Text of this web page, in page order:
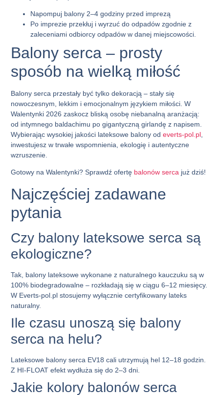
Napompuj balony 2–4 godziny przed imprezą
Po imprezie przekłuj i wyrzuć do odpadów zgodnie z
zaleceniami odbiorcy odpadów w danej miejscowości.
Balony serca – prosty
sposób na wielką miłość
Balony serca przestały być tylko dekoracją – stały się
nowoczesnym, lekkim i emocjonalnym językiem miłości. W
Walentynki 2026 zaskocz bliską osobę niebanalną aranżacją:
od intymnego baldachimu po gigantyczną girlandę z napisem.
Wybierając wysokiej jakości lateksowe balony odeverts-pol.pl
inwestujesz w trwałe wspomnienia, ekologię i autentyczne
wzruszenie.
Gotowy na Walentynki? Sprawdź ofertę balonów serca już dziś!
Najczęściej zadawane
pytania
Czy balony lateksowe serca są
ekologiczne?
Tak, balony lateksowe wykonane z naturalnego kauczuku są w
100% biodegradowalne – rozkładają się w ciągu 6–12 miesięcy.
W Everts-pol.pl stosujemy wyłącznie certyfikowany lateks
naturalny.
Ile czasu unoszą się balony
serca na helu?
Lateksowe balony serca EV18 cali utrzymują hel 12–18 godzin.
Z HI-FLOAT efekt wydłuża się do 2–3 dni.
Jakie kolory balonów serca